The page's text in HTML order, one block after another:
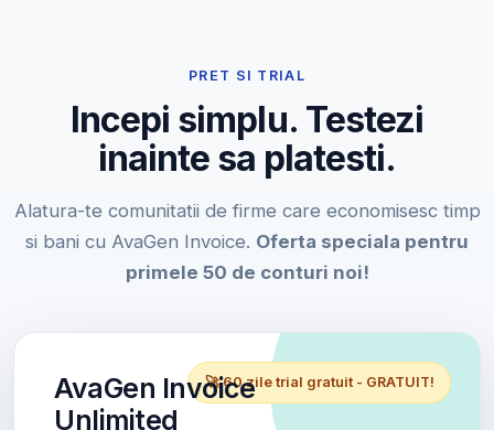
PRET SI TRIAL
Incepi simplu. Testezi
inainte sa platesti.
Alatura-te comunitatii de firme care economisesc timp
si bani cu AvaGen Invoice. Oferta speciala pentru
primele 50 de conturi noi!
🚀 60 zile trial gratuit - GRATUIT!
AvaGen Invoice
Unlimited